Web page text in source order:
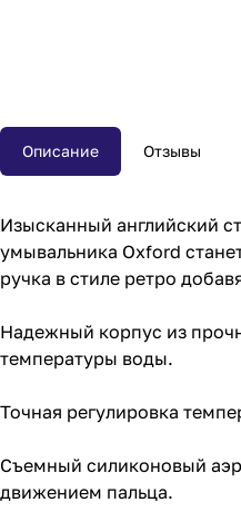
Описание Отзывы
Изысканный английский
умывальника Oxford
ручка в стиле ретро
Надежный корпус из
температуры воды.
Точная регулировка
Съемный силиконовый
движением пальца.